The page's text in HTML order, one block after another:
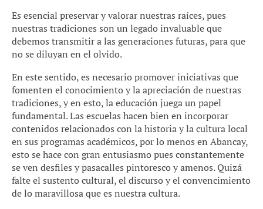
Es esencial preservar y valorar nuestras raíces, pues
nuestras tradiciones son un legado invaluable que
debemos transmitir a las generaciones futuras, para que
no se diluyan en el olvido.
En este sentido, es necesario promover iniciativas que
fomenten el conocimiento y la apreciación de nuestras
tradiciones, y en esto, la educación juega un papel
fundamental. Las escuelas hacen bien en incorporar
contenidos relacionados con la historia y la cultura local
en sus programas académicos, por lo menos en Abancay,
esto se hace con gran entusiasmo pues constantemente
se ven desfiles y pasacalles pintoresco y amenos. Quizá
falte el sustento cultural, el discurso y el convencimiento
de lo maravillosa que es nuestra cultura.